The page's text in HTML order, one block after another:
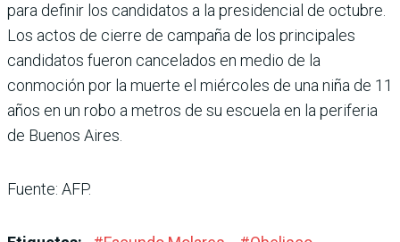
para definir los candidatos a la presidencial de octubre.
Los actos de cierre de campaña de los principales
candidatos fueron cancelados en medio de la
conmoción por la muerte el miércoles de una niña de 11
años en un robo a metros de su escuela en la periferia
de Buenos Aires.
Fuente: AFP.